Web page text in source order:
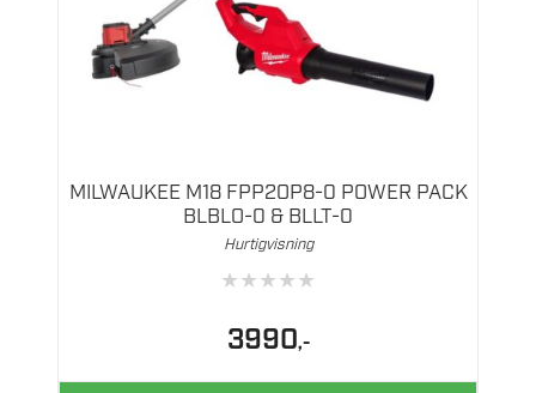
MILWAUKEE M18 FPP2OP8-0 POWER PACK
BLBLO-0 & BLLT-0
Hurtigvisning
★★★★★
3990,-